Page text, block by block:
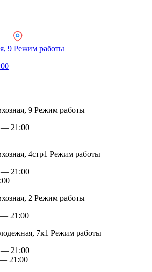
9 Режим работы
9 Режим работы
21:00
4стр1 Режим работы
21:00
2 Режим работы
21:00
7к1 Режим работы
21:00
21:00